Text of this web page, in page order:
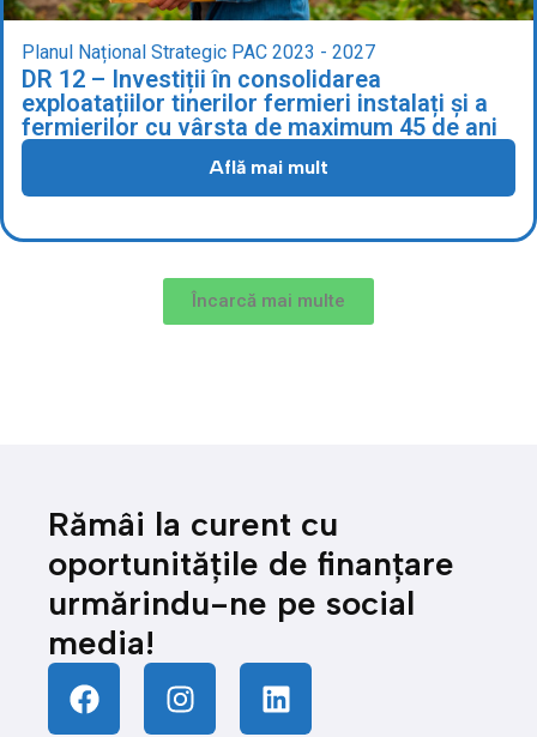
Planul Național Strategic PAC 2023 - 2027
DR 12 – Investiții în consolidarea
exploatațiilor tinerilor fermieri instalați și a
fermierilor cu vârsta de maximum 45 de ani
Află mai mult
Încarcă mai multe
Rămâi la curent cu
oportunitățile de finanțare
urmărindu-ne pe social
media!